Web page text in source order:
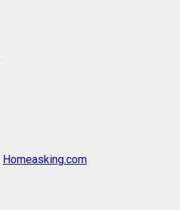
Homeasking.com